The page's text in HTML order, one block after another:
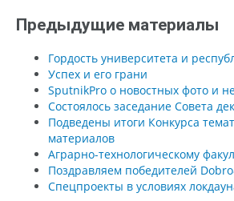
Предыдущие материалы
Гордость университета и
Успех и его грани
SputnikPro о новостных фото и
Состоялось заседание Совета
Подведены итоги Конкурса
материалов
Аграрно-технологическому
Поздравляем победителей
Спецпроекты в условиях